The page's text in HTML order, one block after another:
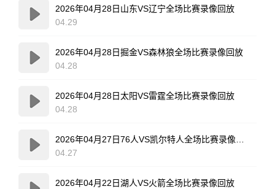
2026年04月28日山东VS辽宁全场比赛录像回放
04.29
2026年04月28日掘金VS森林狼全场比赛录像回放
04.28
2026年04月28日太阳VS雷霆全场比赛录像回放
04.28
04.27
2026年04月22日湖人VS火箭全场比赛录像回放